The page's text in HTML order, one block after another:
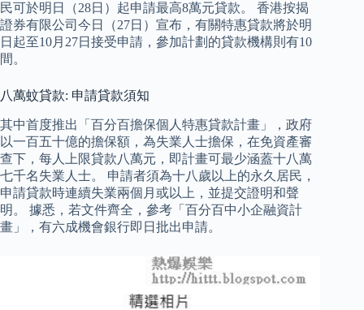
民可於明日（28日）起申請最高8萬元貸款。 香港按揭
證券有限公司今日（27日）宣布，有關特惠貸款將於明
日起至10月27日接受申請，參加計劃的貸款機構則有10
間。
八萬蚊貸款: 申請貸款須知
其中首度推出「百分百擔保個人特惠貸款計畫」，政府
以一百五十億的擔保額，為失業人士擔保，在免資產審
查下，每人上限貸款八萬元，即計畫可最少涵蓋十八萬
七千名失業人士。 申請者須為十八歲以上的永久居民，
申請貸款時連續失業兩個月或以上，並提交證明和聲
明。 據悉，若文件齊全，參考「百分百中小企融資計
畫」，有六成機會銀行即日批出申請。